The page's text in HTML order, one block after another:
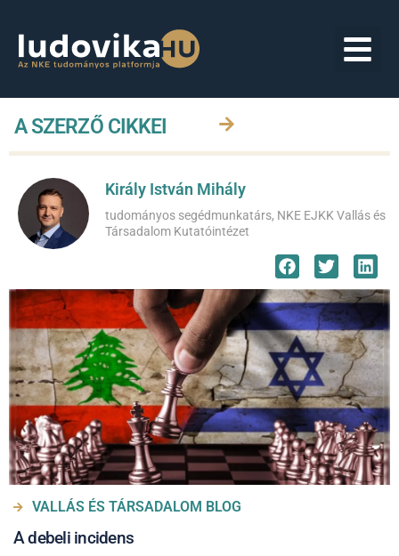
A SZERZŐ CIKKEI
Király István Mihály
tudományos segédmunkatárs, NKE EJKK Vallás és
Társadalom Kutatóintézet
VALLÁS ÉS TÁRSADALOM BLOG
A debeli incidens